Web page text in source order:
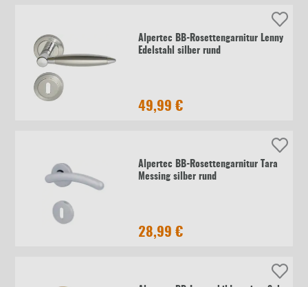
Alpertec BB-Rosettengarnitur Lenny
Edelstahl silber rund
49,99 €
Alpertec BB-Rosettengarnitur Tara
Messing silber rund
28,99 €